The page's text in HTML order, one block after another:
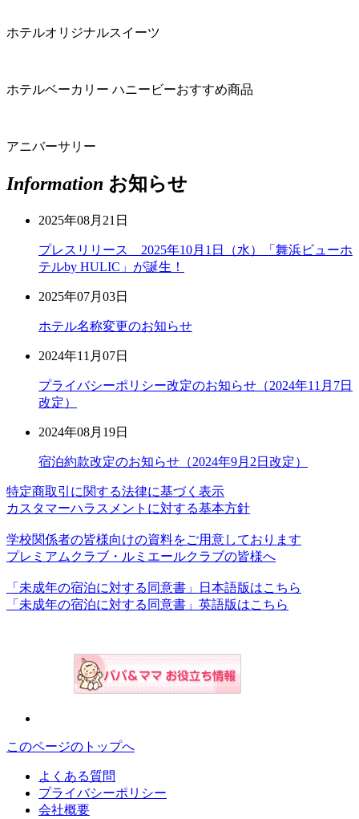
ホテルオリジナルスイーツ
ホテルベーカリー ハニービーおすすめ商品
アニバーサリー
Information お知らせ
2025年08月21日
プレスリリース 2025年10月1日（水）「舞浜ビューホ
テルby HULIC」が誕生！
2025年07月03日
ホテル名称変更のお知らせ
2024年11月07日
プライバシーポリシー改定のお知らせ（2024年11月7日
改定）
2024年08月19日
宿泊約款改定のお知らせ（2024年9月2日改定）
特定商取引に関する法律に基づく表示
カスタマーハラスメントに対する基本方針
学校関係者の皆様向けの資料をご用意しております
プレミアムクラブ・ルミエールクラブの皆様へ
「未成年の宿泊に対する同意書」日本語版はこちら
「未成年の宿泊に対する同意書」英語版はこちら
このページのトップへ
よくある質問
プライバシーポリシー
会社概要